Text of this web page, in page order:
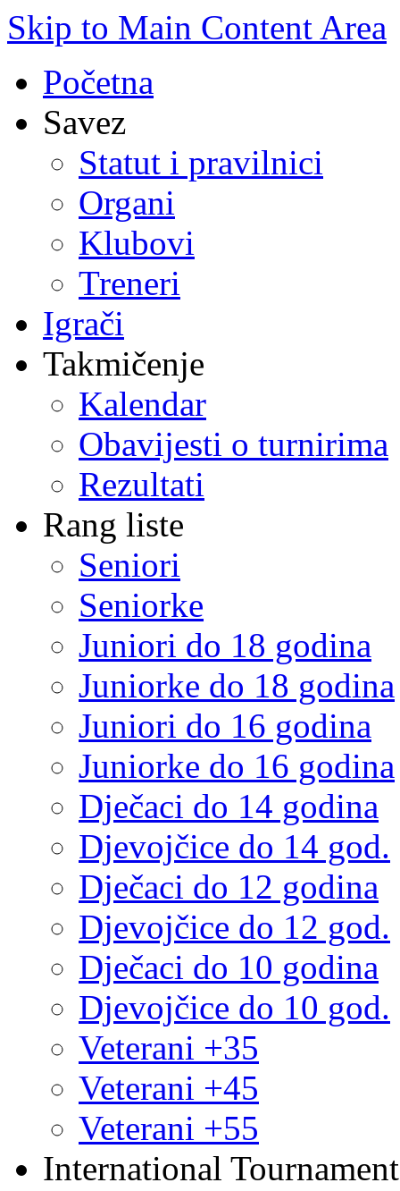
Skip to Main Content Area
Početna
Savez
Statut i pravilnici
Organi
Klubovi
Treneri
Igrači
Takmičenje
Kalendar
Obavijesti o turnirima
Rezultati
Rang liste
Seniori
Seniorke
Juniori do 18 godina
Juniorke do 18 godina
Juniori do 16 godina
Juniorke do 16 godina
Dječaci do 14 godina
Djevojčice do 14 god.
Dječaci do 12 godina
Djevojčice do 12 god.
Dječaci do 10 godina
Djevojčice do 10 god.
Veterani +35
Veterani +45
Veterani +55
International